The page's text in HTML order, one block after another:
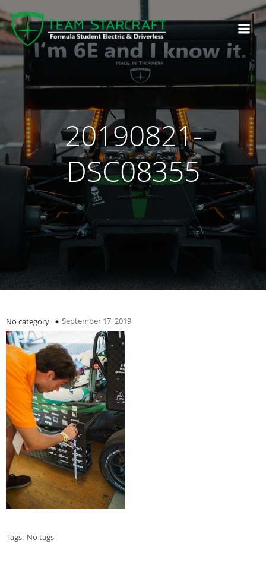
20190821-
DSC08355
No category September 17, 2019
Tags: No tags